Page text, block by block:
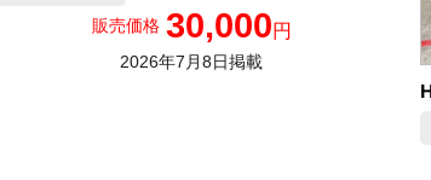
販売価格 30,000円
2026年7月8日掲載